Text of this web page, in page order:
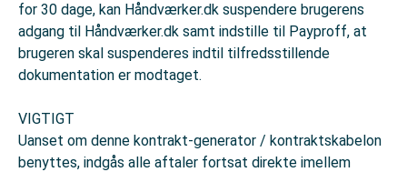
for 30 dage, kan Håndværker.dk suspendere brugerens
adgang til Håndværker.dk samt indstille til Payproff, at
brugeren skal suspenderes indtil tilfredsstillende
dokumentation er modtaget.
VIGTIGT
Uanset om denne kontrakt-generator / kontraktskabelon
benyttes, indgås alle aftaler fortsat direkte imellem